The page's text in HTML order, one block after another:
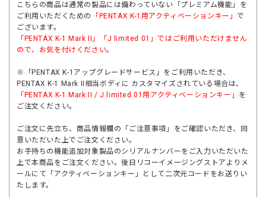
こちらの商品は通常の製品には備わっていない「プレミアム機能」を
ご利用いただくための
「PENTAX K-1用アクティベーションキー」で
ございます。
「 PENTAX K-1 Mark II 」「 J limited 01 」ではご利用いただけません
ので、お気を付けください。
※「PENTAX K-1アップグレードサービス」をご利用いただき、
PENTAX K-1 Mark II相当ボディに カスタマイズされている場合は、
「PENTAX K-1 Mark II / J limited 01用アクティベーションキー」 を
ご注文ください。
ご注文に先立ち、商品情報欄の「ご注意事項」をご確認いただき、同
意いただいた上でご注文ください。
お手持ちの機能追加対象製品のシリアルナンバーをご入力いただいた
上で本商品をご注文ください。後日リコーイメージングストアよりメ
ールにて「アクティベーションキー」として二次元コードをお送りい
たします。